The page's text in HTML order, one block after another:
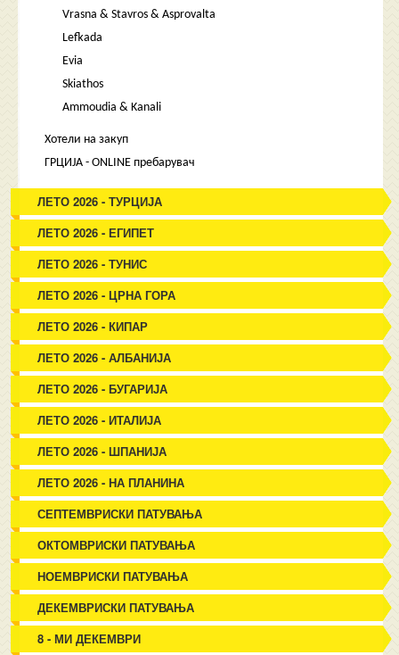
Vrasna & Stavros & Asprovalta
Lefkada
Evia
Skiathos
Ammoudia & Kanali
Хотели на закуп
ГРЦИЈА - ONLINE пребарувач
ЛЕТО 2026 - ТУРЦИЈА
ЛЕТО 2026 - ЕГИПЕТ
ЛЕТО 2026 - ТУНИС
ЛЕТО 2026 - ЦРНА ГОРА
ЛЕТО 2026 - КИПАР
ЛЕТО 2026 - АЛБАНИЈА
ЛЕТО 2026 - БУГАРИЈА
ЛЕТО 2026 - ИТАЛИЈА
ЛЕТО 2026 - ШПАНИЈА
ЛЕТО 2026 - НА ПЛАНИНА
СЕПТЕМВРИСКИ ПАТУВАЊА
ОКТОМВРИСКИ ПАТУВАЊА
НОЕМВРИСКИ ПАТУВАЊА
ДЕКЕМВРИСКИ ПАТУВАЊА
8 - МИ ДЕКЕМВРИ